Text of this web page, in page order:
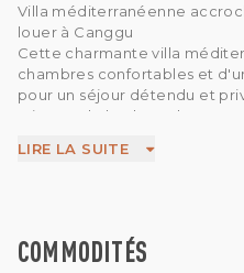
Villa méditerranéenne
louer à Canggu
Cette charmante villa
chambres confortables et
pour un séjour détendu et
minutes de la plage de
facilement à la fois de
discuter
Location annuelle
LIRE LA SUITE
COMMODITÉS